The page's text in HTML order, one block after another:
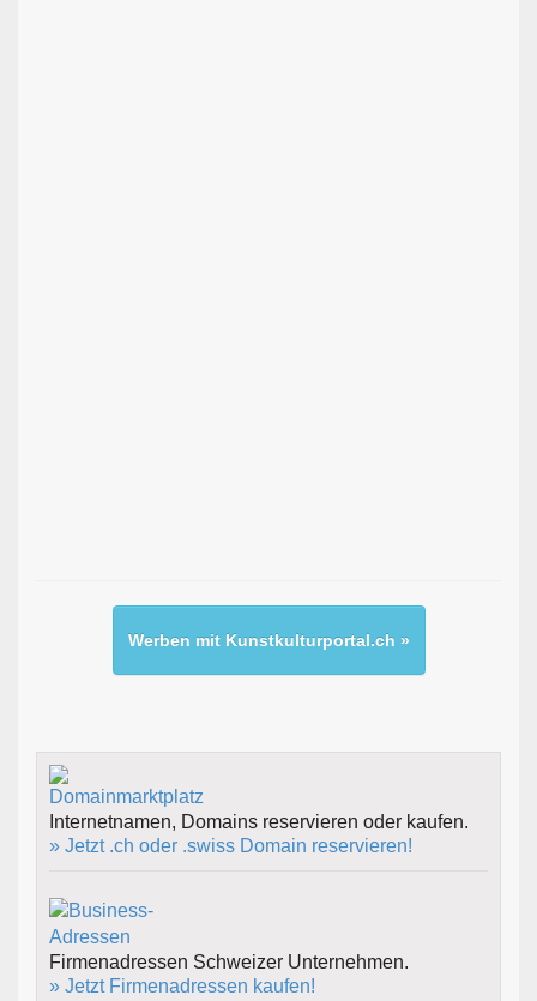
Werben mit Kunstkulturportal.ch »
Internetnamen, Domains reservieren oder kaufen.
» Jetzt .ch oder .swiss Domain reservieren!
Firmenadressen Schweizer Unternehmen.
» Jetzt Firmenadressen kaufen!